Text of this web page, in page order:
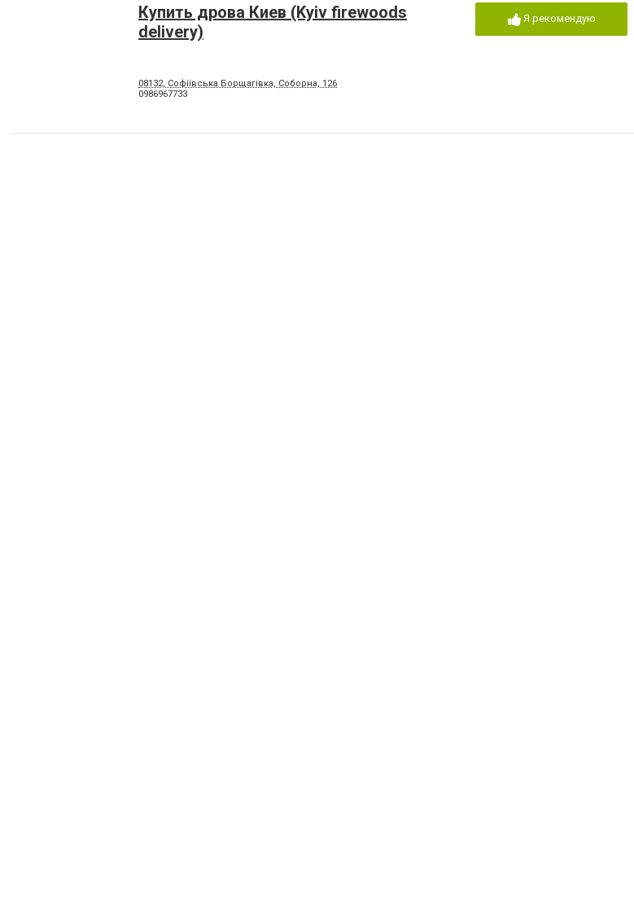
Купить дрова Киев (Kyiv firewoods
delivery)
08132, Софіївська Борщагівка, Соборна, 126
0986967733
Я рекомендую